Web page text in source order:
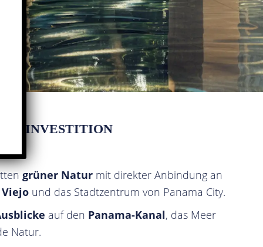
INVESTITION
grüner Natur mit direkter Anbindung an
Viejo und das Stadtzentrum von Panama City.
auf den Panama-Kanal, das Meer
Natur.